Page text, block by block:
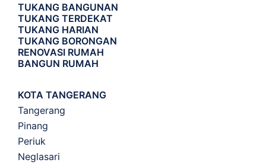
TUKANG BANGUNAN
TUKANG TERDEKAT
TUKANG HARIAN
TUKANG BORONGAN
RENOVASI RUMAH
BANGUN RUMAH
KOTA TANGERANG
Tangerang
Pinang
Periuk
Neglasari